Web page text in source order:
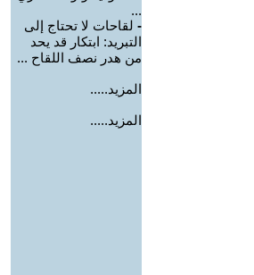
...
- لقاحات لا تحتاج إلى
التبريد: ابتكار قد يحد
من هدر نصف اللقاح ...
المزيد.....
المزيد.....